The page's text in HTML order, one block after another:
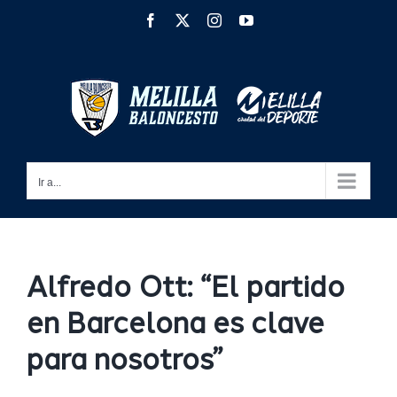
Facebook InstagramYouTube
Ir a...
Alfredo Ott: “El partido
en Barcelona es clave
para nosotros”